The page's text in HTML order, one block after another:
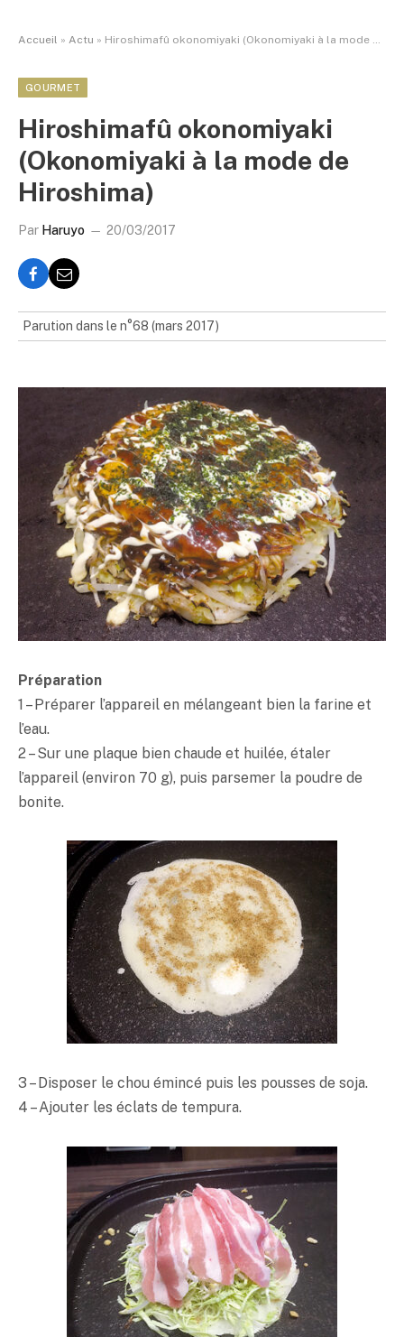
Accueil » Actu » Hiroshimafû okonomiyaki (Okonomiyaki à la mode de Hiroshima)
GOURMET
Hiroshimafû okonomiyaki
(Okonomiyaki à la mode de
Hiroshima)
Par Haruyo 20/03/2017
Parution dans le n°68 (mars 2017)
Préparation
1 – Préparer l’appareil en mélangeant bien la farine et
l’eau.
2 – Sur une plaque bien chaude et huilée, étaler
l’appareil (environ 70 g), puis parsemer la poudre de
bonite.
3 – Disposer le chou émincé puis les pousses de soja.
4 – Ajouter les éclats de tempura.